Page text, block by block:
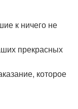
к ничего не
прекрасных
которое